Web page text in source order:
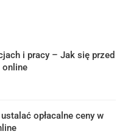
i pracy – Jak się przed
online
opłacalne ceny w